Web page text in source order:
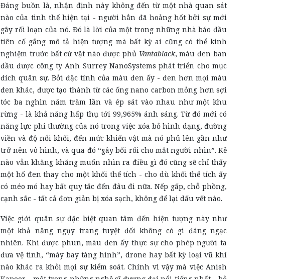
Đáng buồn là, nhận định này không đến từ một nhà quan sát
nào của tình thế hiện tại - người hẳn đã hoảng hốt bởi sự mới
gây rối loạn của nó. Đó là lời của một trong những nhà báo đầu
tiên cố gắng mô tả hiện tượng mà bất kỳ ai cũng có thể kinh
nghiệm trước bất cứ vật nào được phủ Vantablack, màu đen ban
đầu được công ty Anh Surrey NanoSystems phát triển cho mục
đích quân sự. Bởi đặc tính của màu đen ấy - đen hơn mọi màu
đen khác, được tạo thành từ các ống nano carbon mỏng hơn sợi
tóc ba nghìn năm trăm lần và ép sát vào nhau như một khu
rừng - là khả năng hấp thụ tới 99,965% ánh sáng. Từ đó mới có
năng lực phi thường của nó trong việc xóa bỏ hình dạng, đường
viền và độ nổi khối, đến mức khiến vật mà nó phủ lên gần như
trở nên vô hình, và qua đó “gây bối rối cho mắt người nhìn”. Kẻ
nào vẫn khăng khăng muốn nhìn ra điều gì đó cũng sẽ chỉ thấy
một hố đen thay cho một khối thể tích - cho dù khối thể tích ấy
có méo mó hay bất quy tắc đến đâu đi nữa. Nếp gấp, chỗ phồng,
cạnh sắc - tất cả đơn giản bị xóa sạch, không để lại dấu vết nào.
Việc giới quân sự đặc biệt quan tâm đến hiện tượng này như
một khả năng ngụy trang tuyệt đối không có gì đáng ngạc
nhiên. Khi được phun, màu đen ấy thực sự cho phép người ta
đưa vệ tinh, “máy bay tàng hình”, drone hay bất kỳ loại vũ khí
nào khác ra khỏi mọi sự kiểm soát. Chính vì vậy mà việc Anish